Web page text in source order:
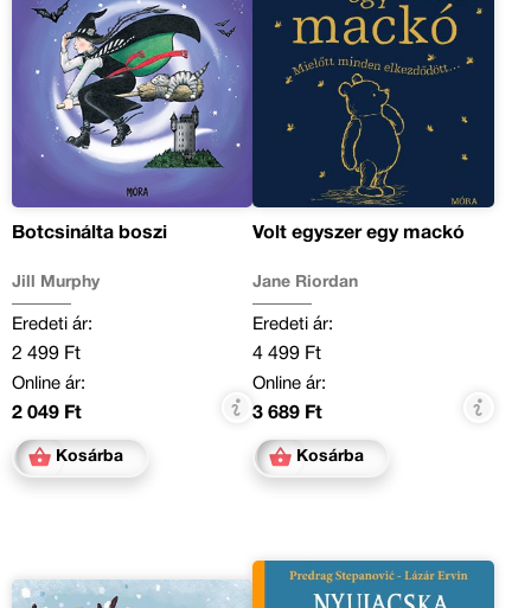
Botcsinálta boszi
Jill Murphy
Eredeti ár:
2 499 Ft
Online ár:
2 049 Ft
Kosárba
Volt egyszer egy mackó
Jane Riordan
Eredeti ár:
4 499 Ft
Online ár:
3 689 Ft
Kosárba